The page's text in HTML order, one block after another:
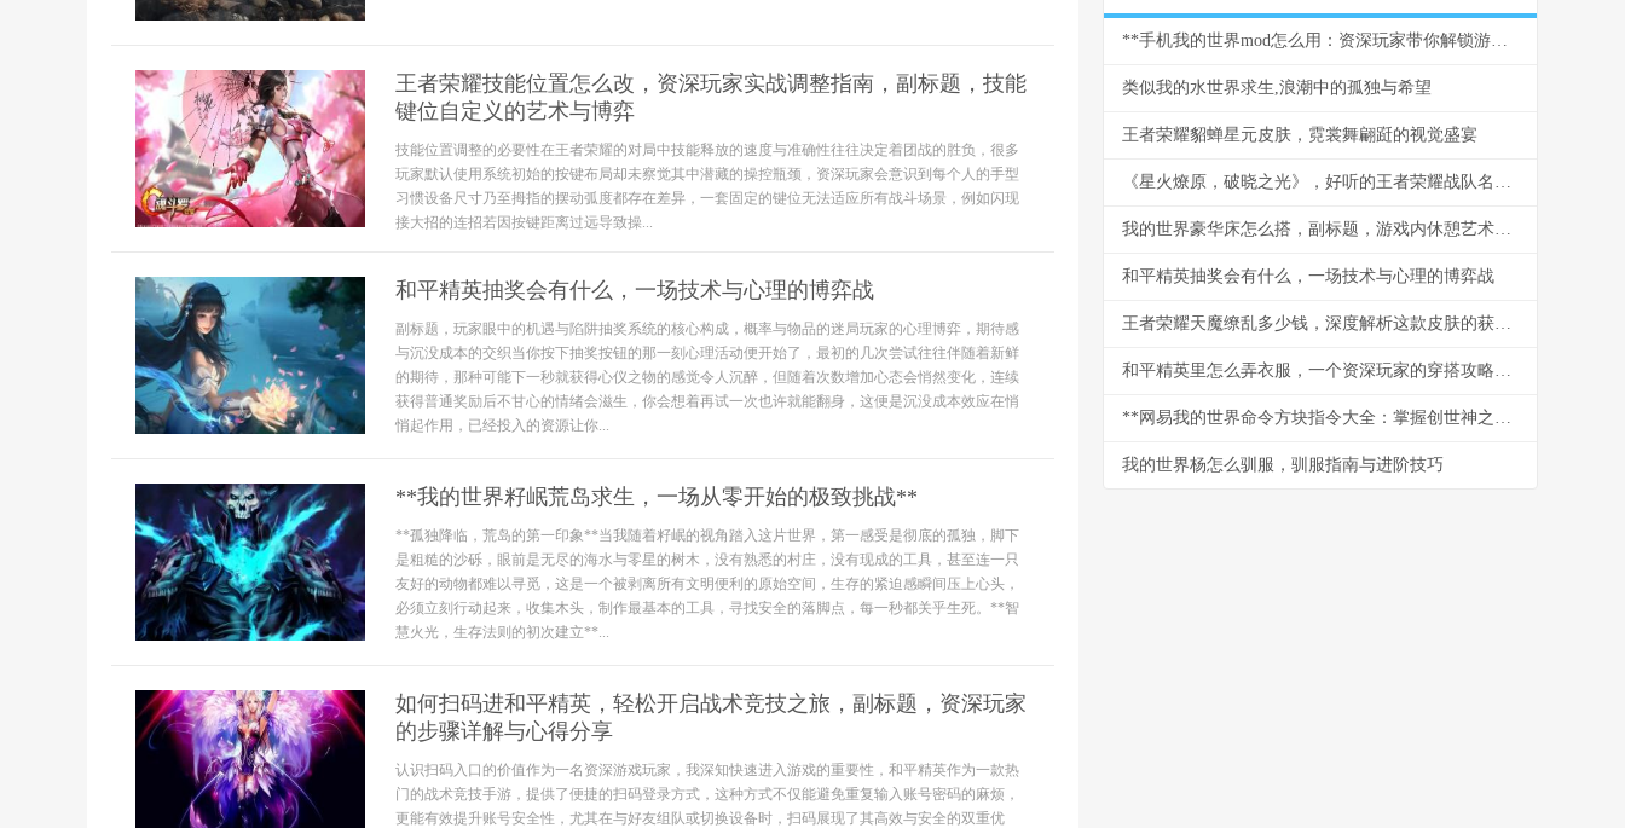
王者荣耀技能位置怎么改，资深玩家实战调整指南，副标题，技能
键位自定义的艺术与博弈
技能位置调整的必要性在王者荣耀的对局中技能释放的速度与准确性往往决定着团战的胜负，很多
玩家默认使用系统初始的按键布局却未察觉其中潜藏的操控瓶颈，资深玩家会意识到每个人的手型
习惯设备尺寸乃至拇指的摆动弧度都存在差异，一套固定的键位无法适应所有战斗场景，例如闪现
接大招的连招若因按键距离过远导致操...
和平精英抽奖会有什么，一场技术与心理的博弈战
副标题，玩家眼中的机遇与陷阱抽奖系统的核心构成，概率与物品的迷局玩家的心理博弈，期待感
与沉没成本的交织当你按下抽奖按钮的那一刻心理活动便开始了，最初的几次尝试往往伴随着新鲜
的期待，那种可能下一秒就获得心仪之物的感觉令人沉醉，但随着次数增加心态会悄然变化，连续
获得普通奖励后不甘心的情绪会滋生，你会想着再试一次也许就能翻身，这便是沉没成本效应在悄
悄起作用，已经投入的资源让你...
**我的世界籽岷荒岛求生，一场从零开始的极致挑战**
**孤独降临，荒岛的第一印象**当我随着籽岷的视角踏入这片世界，第一感受是彻底的孤独，脚下
是粗糙的沙砾，眼前是无尽的海水与零星的树木，没有熟悉的村庄，没有现成的工具，甚至连一只
友好的动物都难以寻觅，这是一个被剥离所有文明便利的原始空间，生存的紧迫感瞬间压上心头，
必须立刻行动起来，收集木头，制作最基本的工具，寻找安全的落脚点，每一秒都关乎生死。**智
慧火光，生存法则的初次建立**...
如何扫码进和平精英，轻松开启战术竞技之旅，副标题，资深玩家
的步骤详解与心得分享
认识扫码入口的价值作为一名资深游戏玩家，我深知快速进入游戏的重要性，和平精英作为一款热
门的战术竞技手游，提供了便捷的扫码登录方式，这种方式不仅能避免重复输入账号密码的麻烦，
更能有效提升账号安全性，尤其在与好友组队或切换设备时，扫码展现了其高效与安全的双重优
**手机我的世界mod怎么用：资深玩家带你解锁游戏新世界，副标题：从入门到精通的全流程指南。**
类似我的水世界求生,浪潮中的孤独与希望
王者荣耀貂蝉星元皮肤，霓裳舞翩跹的视觉盛宴
《星火燎原，破晓之光》，好听的王者荣耀战队名与团队精神的交响
我的世界豪华床怎么搭，副标题，游戏内休憩艺术的极致追求
和平精英抽奖会有什么，一场技术与心理的博弈战
王者荣耀天魔缭乱多少钱，深度解析这款皮肤的获取之路与价值
和平精英里怎么弄衣服，一个资深玩家的穿搭攻略，副标题，从零开始打造你的战场时尚
**网易我的世界命令方块指令大全：掌握创世神之力的终极指南**
我的世界杨怎么驯服，驯服指南与进阶技巧